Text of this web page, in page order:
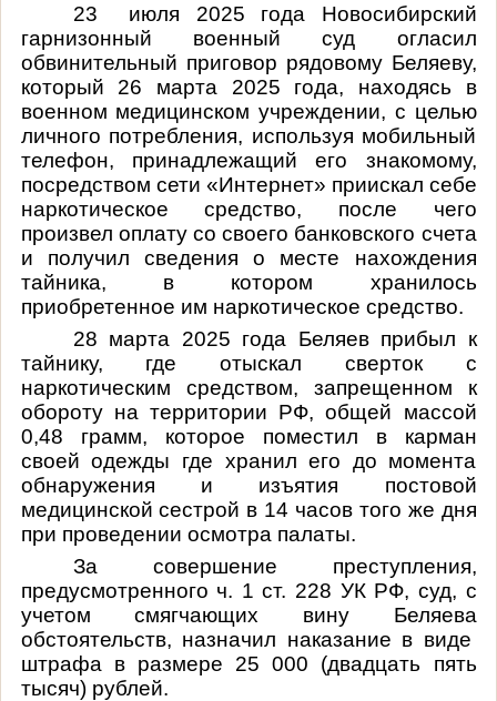
23 июля 2025 года Новосибирский
гарнизонный военный суд огласил
обвинительный приговор рядовому Беляеву,
который 26 марта 2025 года, находясь в
военном медицинском учреждении, с целью
личного потребления, используя мобильный
телефон, принадлежащий его знакомому,
посредством сети «Интернет» приискал себе
наркотическое средство, после чего
произвел оплату со своего банковского счета
и получил сведения о месте нахождения
тайника, в котором хранилось
приобретенное им наркотическое средство.
28 марта 2025 года Беляев прибыл к
тайнику, где отыскал сверток с
наркотическим средством, запрещенном к
обороту на территории РФ, общей массой
0,48 грамм, которое поместил в карман
своей одежды где хранил его до момента
обнаружения и изъятия постовой
медицинской сестрой в 14 часов того же дня
при проведении осмотра палаты.
За совершение преступления,
предусмотренного ч. 1 ст. 228 УК РФ, суд, с
учетом смягчающих вину Беляева
обстоятельств, назначил наказание в виде
штрафа в размере 25 000 (двадцать пять
тысяч) рублей.